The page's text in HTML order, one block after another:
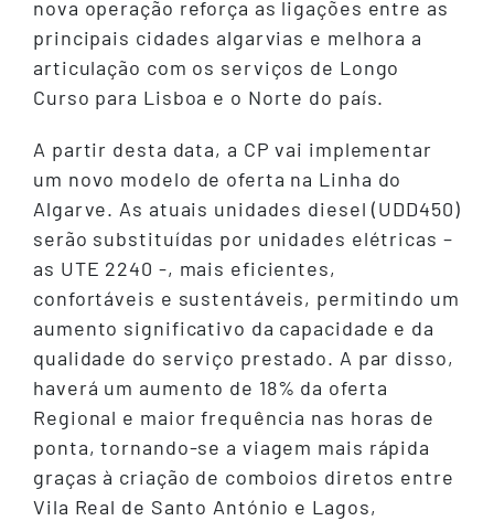
nova operação reforça as ligações entre as
principais cidades algarvias e melhora a
articulação com os serviços de Longo
Curso para Lisboa e o Norte do país.
A partir desta data, a CP vai implementar
um novo modelo de oferta na Linha do
Algarve. As atuais unidades diesel (UDD450)
serão substituídas por unidades elétricas –
as UTE 2240 -, mais eficientes,
confortáveis e sustentáveis, permitindo um
aumento significativo da capacidade e da
qualidade do serviço prestado. A par disso,
haverá um aumento de 18% da oferta
Regional e maior frequência nas horas de
ponta, tornando-se a viagem mais rápida
graças à criação de comboios diretos entre
Vila Real de Santo António e Lagos,